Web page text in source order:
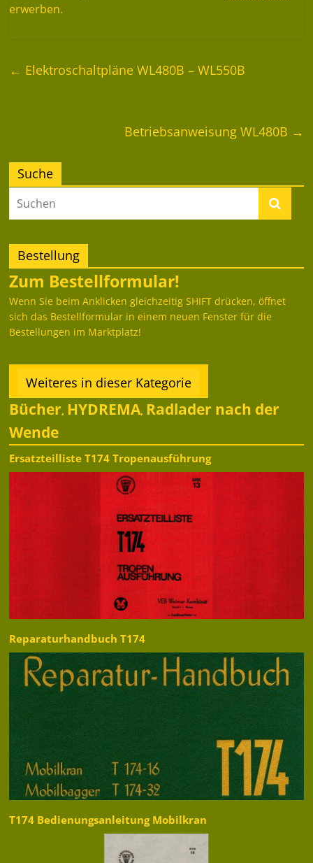
erwerben.
← Elektroschaltpläne WL480B – WL550B
Betriebsanweisung WL480B →
Suche
Bestellung
Zum Bestellformular!
Wenn Sie beim Anklicken gleichzeitig SHIFT drücken, öffnet
sich das Bestellformular in einem neuen Fenster für die
Bestellungen im Marktplatz!
Weiteres in dieser Kategorie
Bücher, HYDREMA, Radlader nach der
Wende
Ersatzteilliste T174 Tropenausführung
Reparaturhandbuch T174
T174 Bedienungsanleitung Mobilkran